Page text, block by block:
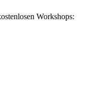
Workshops: